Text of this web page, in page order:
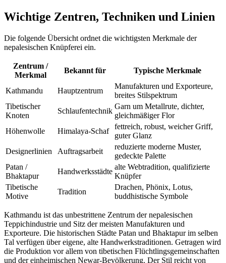
Wichtige Zentren, Techniken und Linien
Die folgende Übersicht ordnet die wichtigsten Merkmale der
nepalesischen Knüpferei ein.
Zentrum /
Merkmal
Bekannt für Typische Merkmale
Kathmandu Hauptzentrum
Manufakturen und Exporteure,
breites Stilspektrum
Tibetischer
Knoten
Schlaufentechnik
Garn um Metallrute, dichter,
gleichmäßiger Flor
Höhenwolle
Himalaya-Schaf
fettreich, robust, weicher Griff,
guter Glanz
Designerlinien
Auftragsarbeit
reduzierte moderne Muster,
gedeckte Palette
Patan /
Bhaktapur
Handwerksstädte
alte Webtradition, qualifizierte
Knüpfer
Tibetische
Motive
Tradition
Drachen, Phönix, Lotus,
buddhistische Symbole
Kathmandu ist das unbestrittene Zentrum der nepalesischen
Teppichindustrie und Sitz der meisten Manufakturen und
Exporteure. Die historischen Städte Patan und Bhaktapur im selben
Tal verfügen über eigene, alte Handwerkstraditionen. Getragen wird
die Produktion vor allem von tibetischen Flüchtlingsgemeinschaften
und der einheimischen Newar-Bevölkerung. Der Stil reicht von